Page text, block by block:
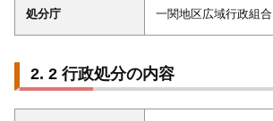
処分庁 一関地区広域行政組合
2 行政処分の内容